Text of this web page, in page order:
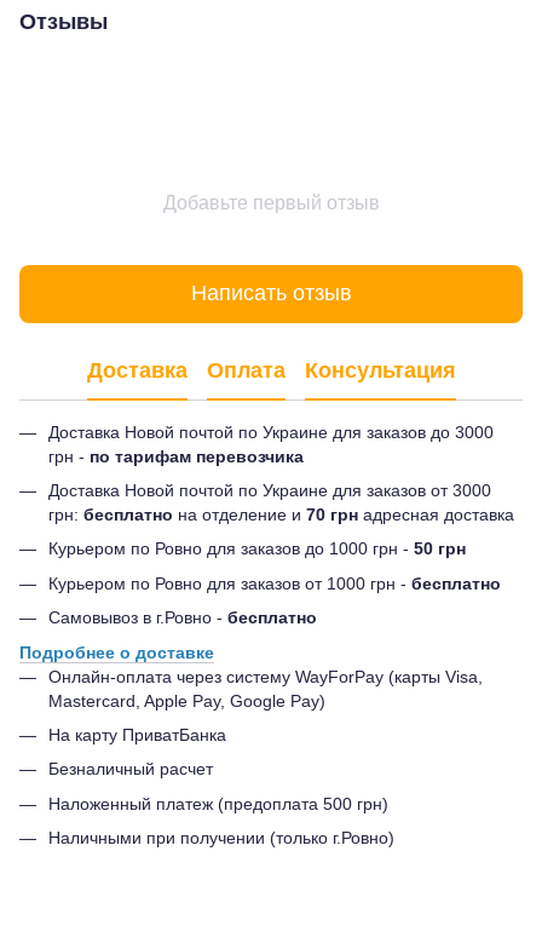
Отзывы
Добавьте первый отзыв
Написать отзыв
Доставка Оплата Консультация
Доставка Новой почтой по Украине для заказов до 3000
грн - по тарифам перевозчика
Доставка Новой почтой по Украине для заказов от 3000
грн: бесплатно на отделение и 70 грн адресная доставка
Курьером по Ровно для заказов до 1000 грн - 50 грн
Курьером по Ровно для заказов от 1000 грн - бесплатно
Самовывоз в г.Ровно - бесплатно
Подробнее о доставке
Онлайн-оплата через систему WayForPay (карты Visa,
Mastercard, Apple Pay, Google Pay)
На карту ПриватБанка
Безналичный расчет
Наложенный платеж (предоплата 500 грн)
Наличными при получении (только г.Ровно)